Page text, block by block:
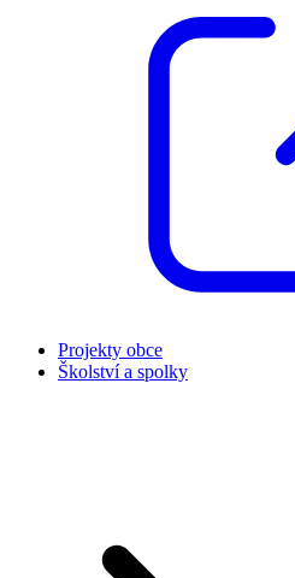
Projekty obce
Školství a spolky